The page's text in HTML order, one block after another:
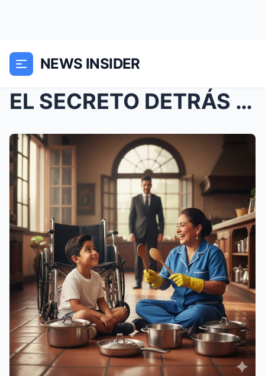
NEWS INSIDER
EL SECRETO DETRÁS DE LAS CÁMARAS: LO QUE MI EMPLEA...